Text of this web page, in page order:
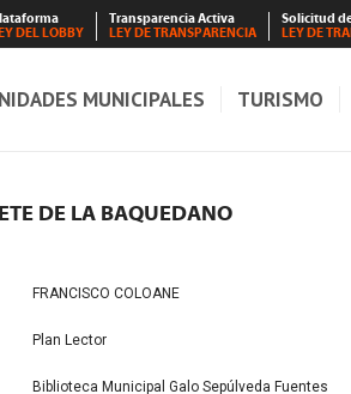
DEL LOBBY
Transparencia Activa
LEY DE TRANSPARENCIA
Solicitud
LEY DE
MUNICIPALES TURISMO
DE LA BAQUEDANO
FRANCISCO COLOANE
Plan Lector
Biblioteca Municipal Galo Sepúlveda Fuentes